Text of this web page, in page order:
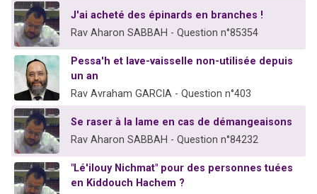
J'ai acheté des épinards en branches !
Rav Aharon SABBAH - Question n°85354
Pessa'h et lave-vaisselle non-utilisée depuis
un an
Rav Avraham GARCIA - Question n°403
Se raser à la lame en cas de démangeaisons
Rav Aharon SABBAH - Question n°84232
"Lé'ilouy Nichmat" pour des personnes tuées
en Kiddouch Hachem ?